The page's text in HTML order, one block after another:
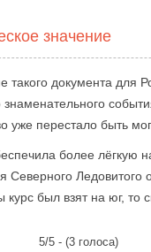
значение
такого документа для
знаменательного
уже перестало быть
более лёгкую
Северного Ледовитого
курс был взят на юг, то
5/5 - (3 голоса)